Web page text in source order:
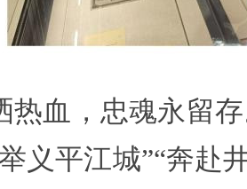
热血，忠魂永留
义平江城”“奔赴